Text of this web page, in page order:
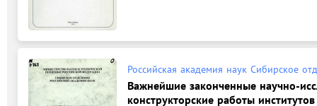
Российская академия наук Сибирское
Важнейшие законченные научно-
конструкторские работы